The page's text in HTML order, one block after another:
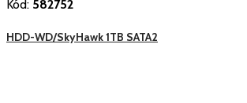
Kód: 582752
HDD-WD/SkyHawk 1TB SATA2